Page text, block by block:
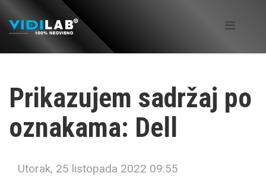
Prikazujem sadržaj po
oznakama: Dell
Utorak, 25 listopada 2022 09:55